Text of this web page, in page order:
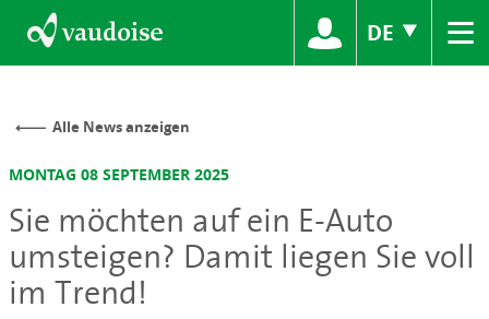
DE ≡
Alle News anzeigen
MONTAG 08 SEPTEMBER 2025
Sie möchten auf ein E-Auto
umsteigen? Damit liegen Sie voll
im Trend!